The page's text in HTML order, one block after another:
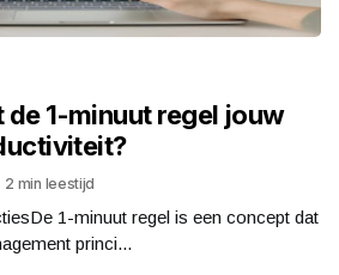
de 1-minuut regel jouw
2 min leestijd
1-minuut regel is een concept dat
princi...